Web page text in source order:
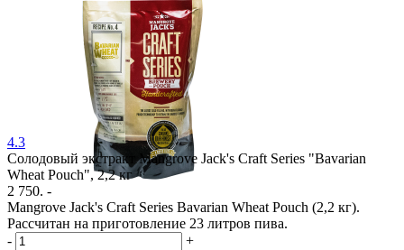
4.3
Солодовый экстракт Mangrove Jack's Craft Series "Bavarian
Wheat Pouch", 2,2 кг
2 750. -
Mangrove Jack's Craft Series Bavarian Wheat Pouch (2,2 кг).
Рассчитан на приготовление 23 литров пива.
-
+